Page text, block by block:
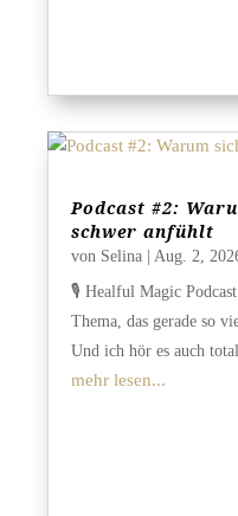
Podcast #2:
schwer anfühlt
von Selina
Aug. 2,
🎙️ Healful Magic
Thema, das gerade so
Und ich hör es auch
mehr lesen...